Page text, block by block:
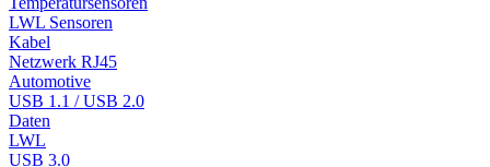
LWL Sensoren
Kabel
Netzwerk RJ45
Automotive
USB 1.1 / USB 2.0
Daten
LWL
USB 3.0